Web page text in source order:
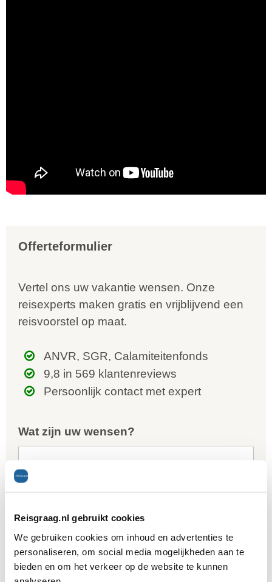
Reisgraag.nl gebruikt cookies
We gebruiken cookies om inhoud en advertenties te
personaliseren, om social media mogelijkheden aan te
bieden en om het verkeer op de website te kunnen
Offerteformulier
Vertel ons uw vakantie wensen. Onze
reisexperts maken gratis en vrijblijvend een
reisvoorstel op maat.
ANVR, SGR, Calamiteitenfonds
9,8 in 569 klantenreviews
Persoonlijk contact met expert
Wat zijn uw wensen?
Uw gegevens
Naam *